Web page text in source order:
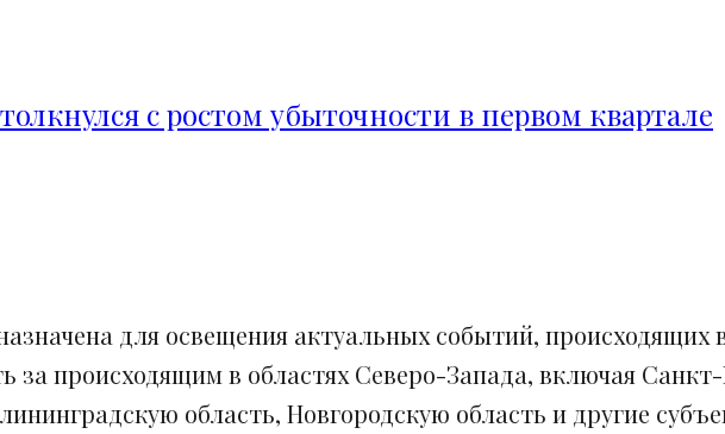
с ростом убыточности в первом квартале
для освещения актуальных событий, происходящих
за происходящим в областях Северо-Запада, включая
область, Новгородскую область и другие